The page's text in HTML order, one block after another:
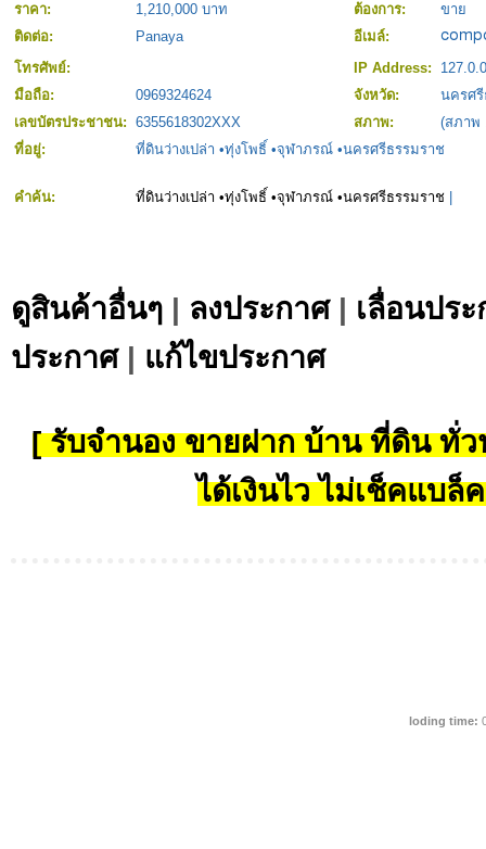
ราคา:
1,210,000 บาท ต้องการ:
ขาย
ติดต่อ:
Panaya
อีเมล์:
โทรศัพย์:
IP Address:
มือถือ:
0969324624 จังหวัด:
นครศ
เลขบัตรประชาชน: 6355618302XXX สภาพ:
(สภาพ
ที่อยู่:
ที่ดินว่างเปล่า •ทุ่งโพธิ์ •จุฬาภรณ์ •นครศรีธรรมราช
คำค้น: ที่ดินว่างเปล่า •ทุ่งโพธิ์ •จุฬาภรณ์ •นครศรีธรรมราช
ดูสินค้าอื่นๆ | ลงประกาศ| เลื่อนปร
ประกาศ| แก้ไขประกาศ
[ รับจำนอง ขายฝาก บ้าน ที่ดิน ทั่ว
ได้เงินไว ไม่เช็คแบล็
loding time: